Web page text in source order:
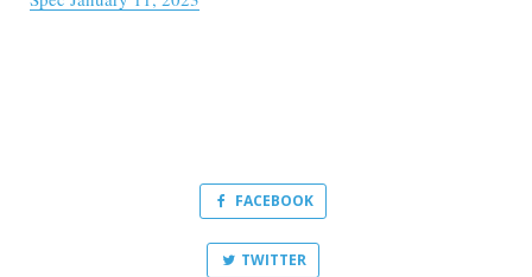
FACEBOOK
TWITTER